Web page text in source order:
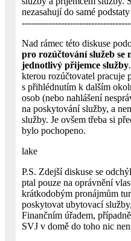
nezasahují do samé
Nad rámec této diskuse
pro rozúčtování služeb se
jednotlivý přijemce služby
kterou rozúčtovatel pracuje
s přihlédnutím k dalším
osob (nebo nahlášení
na poskytování služby, a
služby. Je ovšem třeba si
bylo pochopeno.
lake
P.S. Zdejší diskuse se
ptal pouze na oprávnění
krátkodobým pronájmům
poskytovat ubytovací
Finančním úřadem,
SVJ v domě do toho nic